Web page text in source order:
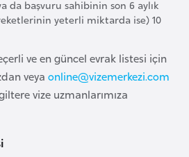
da başvuru sahibinin son 6 aylık
yeterli miktarda ise) 10
ve en güncel evrak listesi için
veya online@vizemerkezi.com
vize uzmanlarımıza